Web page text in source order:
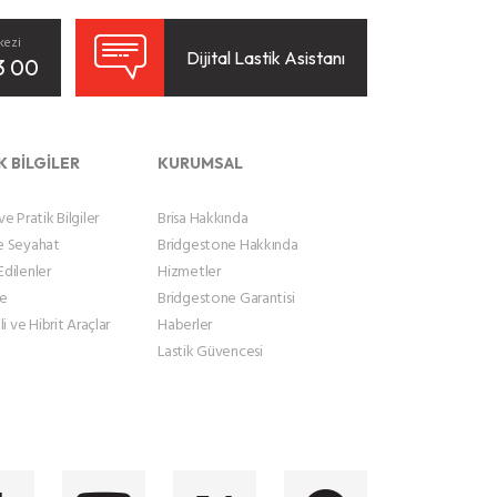
00 Dijital Lastik Asistanı
BİLGİLER
Pratik Bilgiler
Seyahat
ve Hibrit Araçlar
KURUMSAL
Brisa Hakkında
Bridgestone Hakkında
Hizmetler
Bridgestone Garantisi
Haberler
Lastik Güvencesi